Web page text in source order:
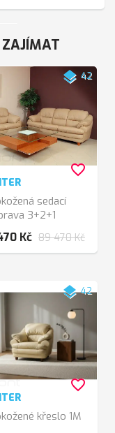
layers 42
sedací
3+2+1
Kč 89 470 Kč
favorite_border
layers42
křeslo 1M
favorite_border